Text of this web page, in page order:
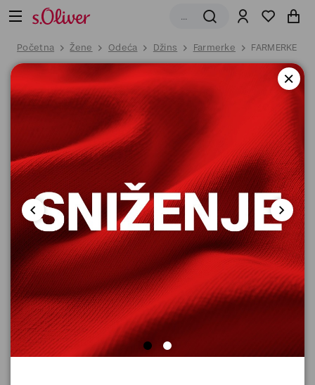
Početna Žene Odeća Džins Farmerke FARMERKE